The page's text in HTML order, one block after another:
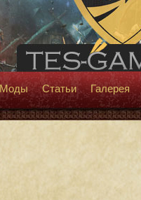
Моды Статьи Галерея